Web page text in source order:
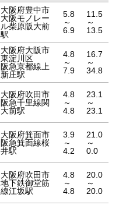
大阪府豊中市
大阪モノレー
ル柴原阪大前
駅
5.8
～
6.9
11.5
～
13.5
大阪府大阪市
東淀川区
阪急京都線上
新庄駅
4.8
～
7.9
16.7
～
34.8
大阪府吹田市
阪急千里線関
大前駅
4.8
～
4.8
23.1
～
23.1
大阪府箕面市
阪急箕面線桜
井駅
3.9
～
4.2
21.0
～
0.0
大阪府吹田市
地下鉄御堂筋
線江坂駅
4.8
～
4.8
20.0
～
20.0